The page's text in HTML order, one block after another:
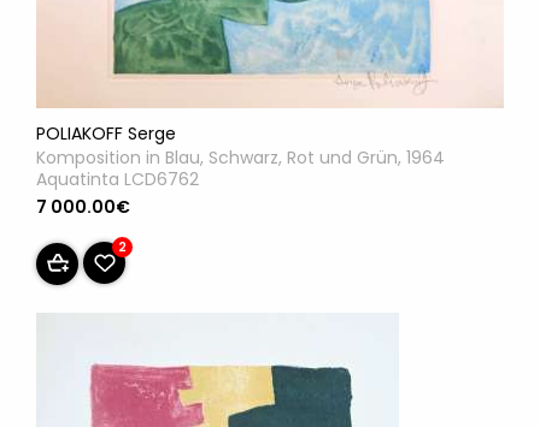
POLIAKOFF Serge
Komposition in Blau, Schwarz, Rot und Grün, 1964
Aquatinta LCD6762
7 000.00€
2